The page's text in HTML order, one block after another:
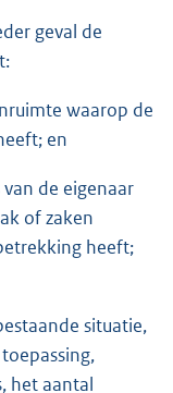
geval de
waarop de
en
de eigenaar
of zaken
heeft;
situatie,
het aantal